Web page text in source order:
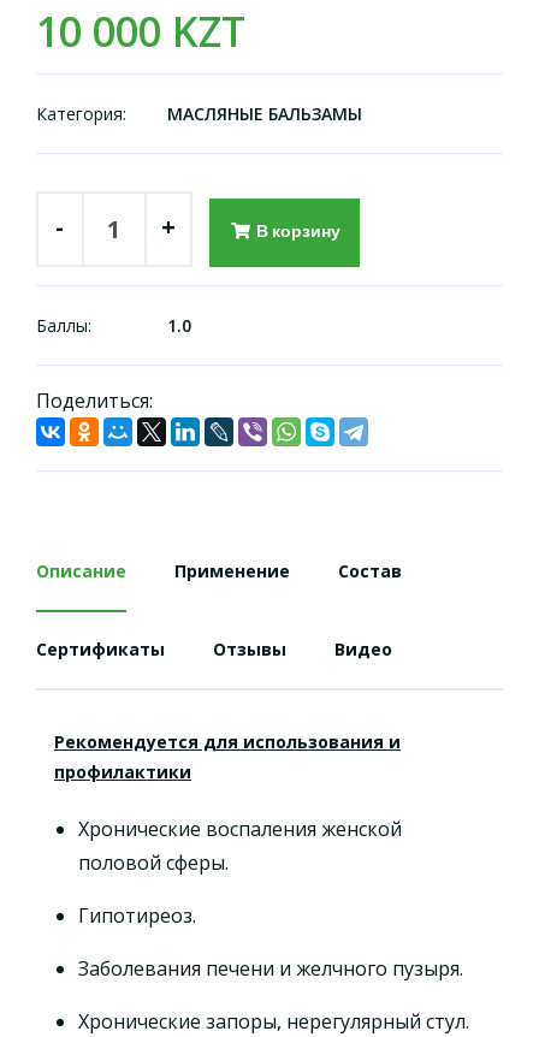
10 000 KZT
Категория: МАСЛЯНЫЕ БАЛЬЗАМЫ
- + В корзину
Баллы: 1.0
Поделиться:
Описание Применение Состав
Сертификаты Отзывы Видео
Рекомендуется для использования и
профилактики
Хронические воспаления женской
половой сферы.
Гипотиреоз.
Заболевания печени и желчного пузыря.
Хронические запоры, нерегулярный стул.